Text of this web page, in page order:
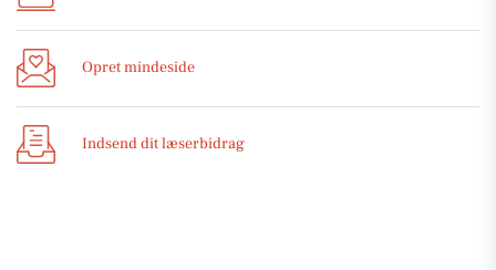
Opret mindeside
Indsend dit læserbidrag